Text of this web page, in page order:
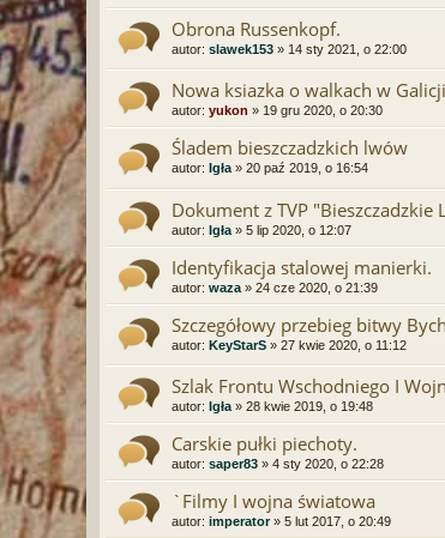
Obrona Russenkopf.
autor: slawek153 » 14 sty 2021, o 22:00
Nowa ksiazka o walkach w
autor: yukon » 19 gru 2020, o 20:30
Śladem bieszczadzkich lwów
autor: Igła » 20 paź 2019, o 16:54
Dokument z TVP
autor: Igła » 5 lip 2020, o 12:07
Identyfikacja stalowej manierki.
autor: waza » 24 cze 2020, o 21:39
Szczegółowy przebieg bitwy
autor: KeyStarS » 27 kwie 2020, o 11:12
Szlak Frontu Wschodniego I
autor: Igła » 28 kwie 2019, o 19:48
Carskie pułki piechoty.
autor: saper83 » 4 sty 2020, o 22:28
`Filmy I wojna światowa
autor: imperator» 5 lut 2017, o 20:49